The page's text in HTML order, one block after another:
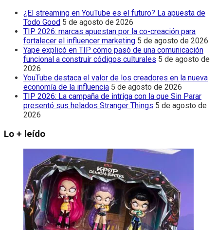
¿El streaming en YouTube es el futuro? La apuesta de
Todo Good 5 de agosto de 2026
TIP 2026: marcas apuestan por la co-creación para
fortalecer el influencer marketing 5 de agosto de 2026
Yape explicó en TIP cómo pasó de una comunicación
funcional a construir códigos culturales 5 de agosto de
2026
YouTube destaca el valor de los creadores en la nueva
economía de la influencia 5 de agosto de 2026
TIP 2026: La campaña de intriga con la que Sin Parar
presentó sus helados Stranger Things 5 de agosto de
2026
Lo + leído